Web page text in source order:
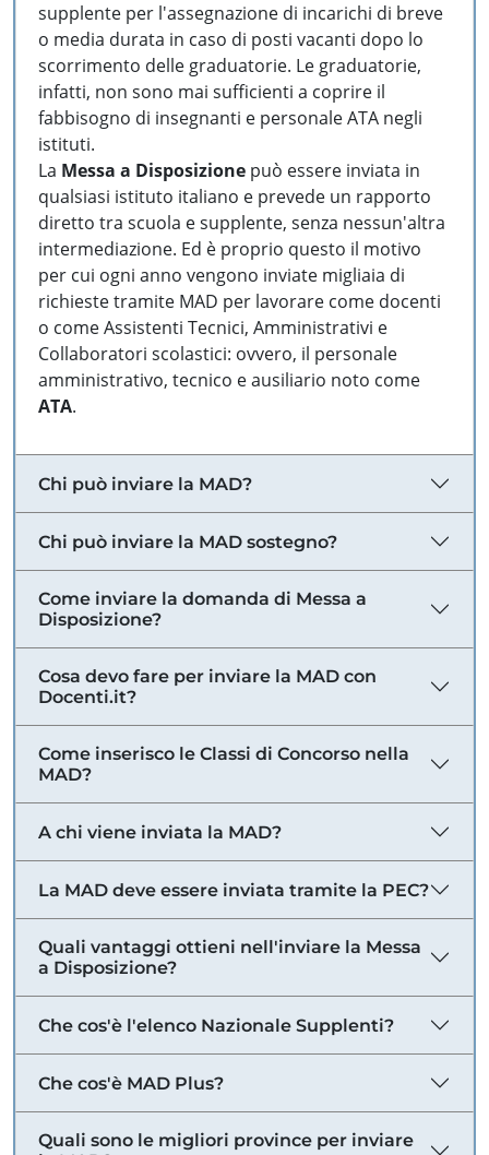
supplente per l'assegnazione di incarichi di breve
o media durata in caso di posti vacanti dopo lo
scorrimento delle graduatorie. Le graduatorie,
infatti, non sono mai sufficienti a coprire il
fabbisogno di insegnanti e personale ATA negli
istituti.
La Messa a Disposizione può essere inviata in
qualsiasi istituto italiano e prevede un rapporto
diretto tra scuola e supplente, senza nessun'altra
intermediazione. Ed è proprio questo il motivo
per cui ogni anno vengono inviate migliaia di
richieste tramite MAD per lavorare come docenti
o come Assistenti Tecnici, Amministrativi e
Collaboratori scolastici: ovvero, il personale
amministrativo, tecnico e ausiliario noto come
ATA.
Chi può inviare la MAD?
Chi può inviare la MAD sostegno?
Come inviare la domanda di Messa a
Disposizione?
Cosa devo fare per inviare la MAD con
Docenti.it?
Come inserisco le Classi di Concorso nella
MAD?
A chi viene inviata la MAD?
La MAD deve essere inviata tramite la PEC?
Quali vantaggi ottieni nell'inviare la Messa
a Disposizione?
Che cos'è l'elenco Nazionale Supplenti?
Che cos'è MAD Plus?
Quali sono le migliori province per inviare